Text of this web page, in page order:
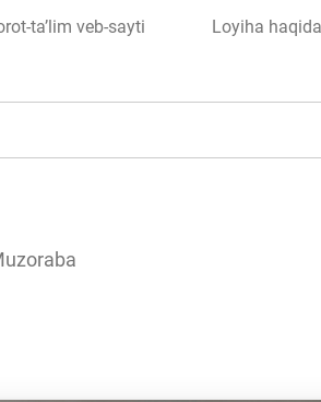
ta’lim veb-sayti Loyiha haqida